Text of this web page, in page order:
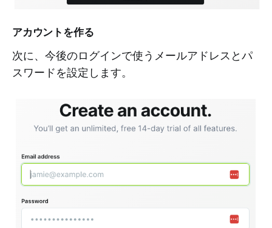
アカウントを作る
次に、今後のログインで使うメールアドレスとパ
スワードを設定します。